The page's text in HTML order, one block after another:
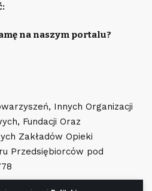
na naszym portalu?
Innych Organizacji
Fundacji Oraz
Zakładów Opieki
Przedsiębiorców pod